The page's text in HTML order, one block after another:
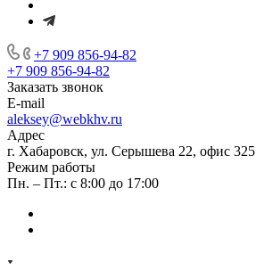
+7 909 856-94-82
+7 909 856-94-82
Заказать звонок
E-mail
aleksey@webkhv.ru
Адрес
г. Хабаровск, ул. Серышева 22, офис 325
Режим работы
Пн. – Пт.: с 8:00 до 17:00